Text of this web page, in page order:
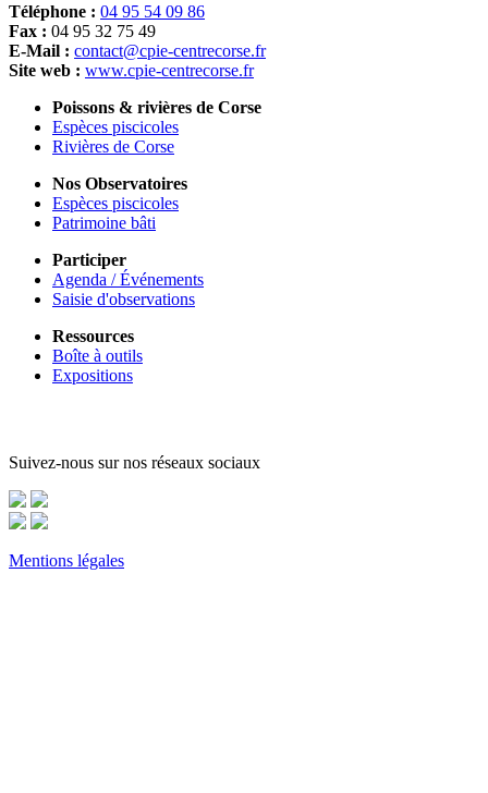
Téléphone : 04 95 54 09 86
Fax : 04 95 32 75 49
E-Mail : contact@cpie-centrecorse.fr
Site web : www.cpie-centrecorse.fr
Poissons & rivières de Corse
Espèces piscicoles
Rivières de Corse
Nos Observatoires
Espèces piscicoles
Patrimoine bâti
Participer
Agenda / Événements
Saisie d'observations
Ressources
Boîte à outils
Expositions
Suivez-nous sur nos réseaux sociaux
Mentions légales